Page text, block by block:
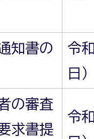
知書の
令
日
の審査
求書提
令